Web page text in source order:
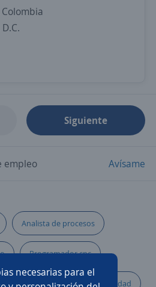
necesarias para el
Colombia
Siguiente
empleo Avísame
Analista de procesos
Programador cnc
comercial Técnico seguridad